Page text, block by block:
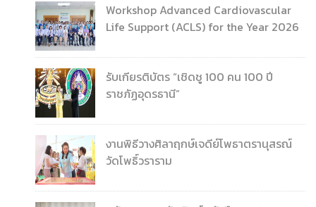
Workshop Advanced Cardiovascular
Life Support (ACLS) for the Year 2026
รับเกียรติบัตร “เชิดชู 100 คน 100 ปี
ราชภัฏอุดรธานี”
งานพิธีวางศิลาฤกษ์เจดีย์โพธาตรานุสรณ์
วัดโพธิ์วราราม